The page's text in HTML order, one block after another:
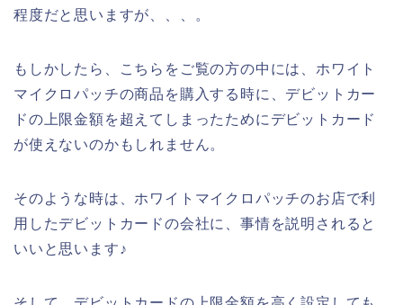
程度だと思いますが、、、。
もしかしたら、こちらをご覧の方の中には、ホワイト
マイクロパッチの商品を購入する時に、デビットカー
ドの上限金額を超えてしまったためにデビットカード
が使えないのかもしれません。
そのような時は、ホワイトマイクロパッチのお店で利
用したデビットカードの会社に、事情を説明されると
いいと思います♪